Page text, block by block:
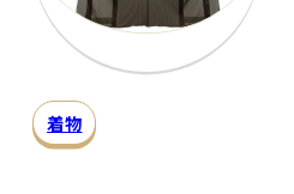
着物